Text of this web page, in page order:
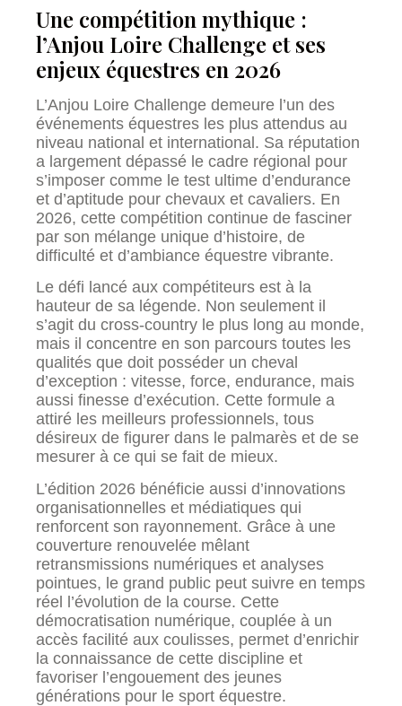
Une compétition mythique :
l’Anjou Loire Challenge et ses
enjeux équestres en 2026
L’Anjou Loire Challenge demeure l’un des
événements équestres les plus attendus au
niveau national et international. Sa réputation
a largement dépassé le cadre régional pour
s’imposer comme le test ultime d’endurance
et d’aptitude pour chevaux et cavaliers. En
2026, cette compétition continue de fasciner
par son mélange unique d’histoire, de
difficulté et d’ambiance équestre vibrante.
Le défi lancé aux compétiteurs est à la
hauteur de sa légende. Non seulement il
s’agit du cross-country le plus long au monde,
mais il concentre en son parcours toutes les
qualités que doit posséder un cheval
d’exception : vitesse, force, endurance, mais
aussi finesse d’exécution. Cette formule a
attiré les meilleurs professionnels, tous
désireux de figurer dans le palmarès et de se
mesurer à ce qui se fait de mieux.
L’édition 2026 bénéficie aussi d’innovations
organisationnelles et médiatiques qui
renforcent son rayonnement. Grâce à une
couverture renouvelée mêlant
retransmissions numériques et analyses
pointues, le grand public peut suivre en temps
réel l’évolution de la course. Cette
démocratisation numérique, couplée à un
accès facilité aux coulisses, permet d’enrichir
la connaissance de cette discipline et
favoriser l’engouement des jeunes
générations pour le sport équestre.